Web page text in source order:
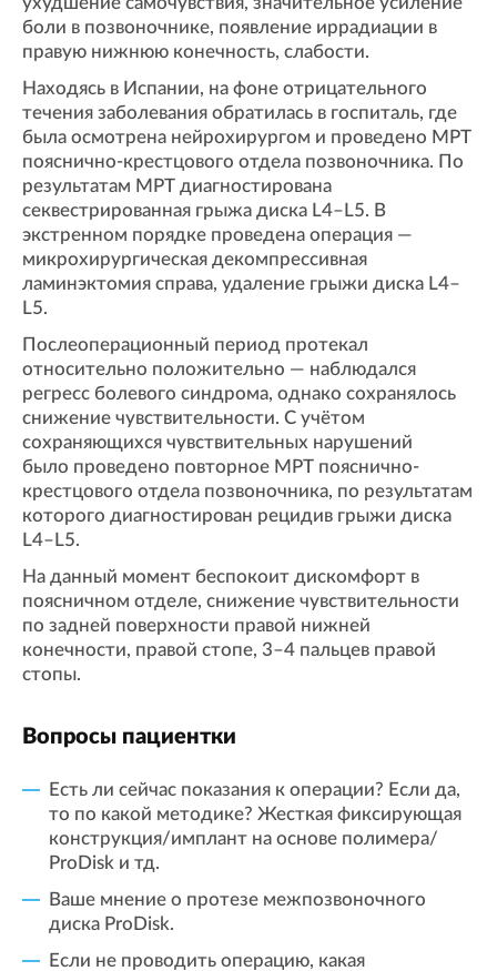
боли в позвоночнике, появление иррадиации в
правую нижнюю конечность, слабости.
Находясь в Испании, на фоне отрицательного
течения заболевания обратилась в госпиталь, где
была осмотрена нейрохирургом и проведено МРТ
пояснично-крестцового отдела позвоночника. По
результатам МРТ диагностирована
секвестрированная грыжа диска L4–L5. В
экстренном порядке проведена операция —
микрохирургическая декомпрессивная
ламинэктомия справа, удаление грыжи диска L4–
L5.
Послеоперационный период протекал
относительно положительно — наблюдался
регресс болевого синдрома, однако сохранялось
снижение чувствительности. С учётом
сохраняющихся чувствительных нарушений
было проведено повторное МРТ пояснично-
крестцового отдела позвоночника, по результатам
которого диагностирован рецидив грыжи диска
L4–L5.
На данный момент беспокоит дискомфорт в
поясничном отделе, снижение чувствительности
по задней поверхности правой нижней
конечности, правой стопе, 3–4 пальцев правой
стопы.
Вопросы пациентки
Есть ли сейчас показания к операции? Если да,
то по какой методике? Жесткая фиксирующая
конструкция/имплант на основе полимера/
ProDisk и тд.
Ваше ⁠мнение о протезе межпозвоночного
диска ProDisk.
⁠Если не проводить операцию, какая